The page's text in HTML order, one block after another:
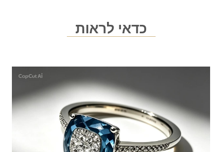
כדאי לראות